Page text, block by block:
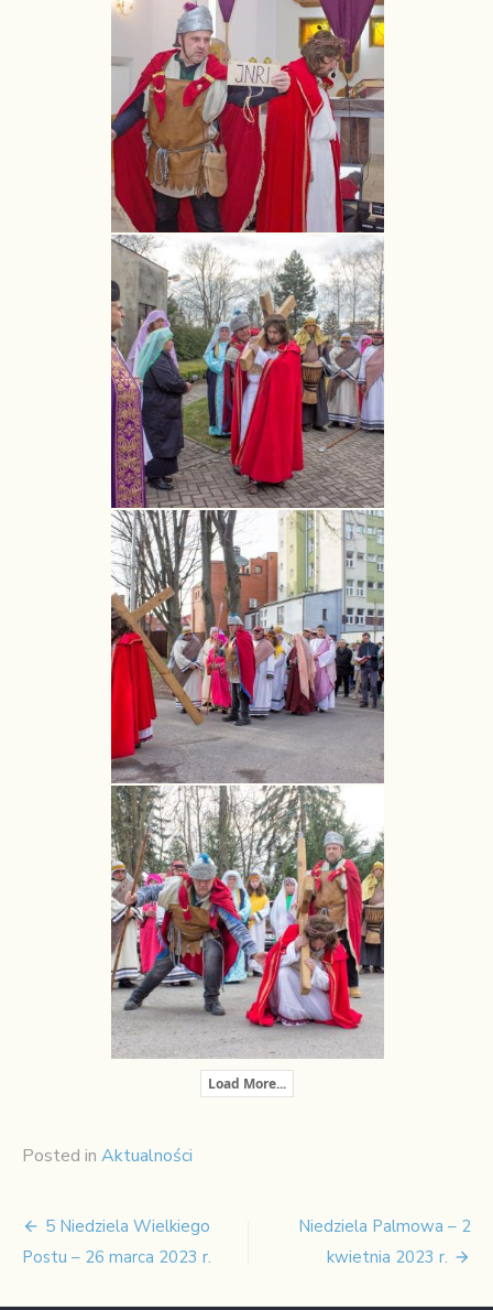
Load More...
Posted in Aktualności
Nawigacja
5 Niedziela Wielkiego
Postu – 26 marca 2023 r.
Niedziela Palmowa – 2
kwietnia 2023 r.